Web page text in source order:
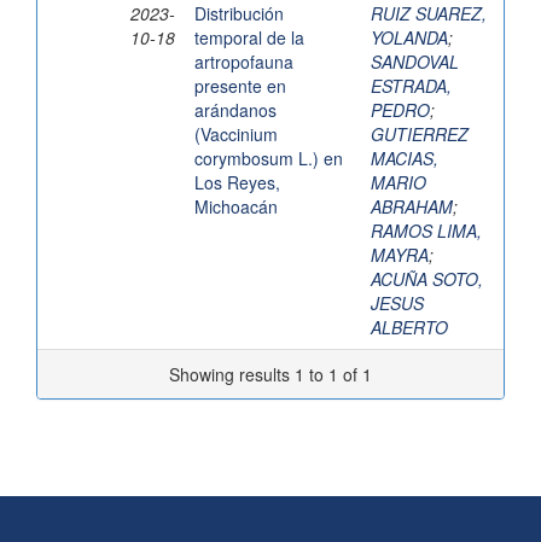
2023-
10-18
Distribución
temporal de la
artropofauna
presente en
arándanos
(Vaccinium
corymbosum L.) en
Los Reyes,
Michoacán
RUIZ SUAREZ,
YOLANDA;
SANDOVAL
ESTRADA,
PEDRO;
GUTIERREZ
MACIAS,
MARIO
ABRAHAM;
RAMOS LIMA,
MAYRA;
ACUÑA SOTO,
JESUS
ALBERTO
Showing results 1 to 1 of 1